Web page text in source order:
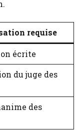
requise
écrite
du juge des
des